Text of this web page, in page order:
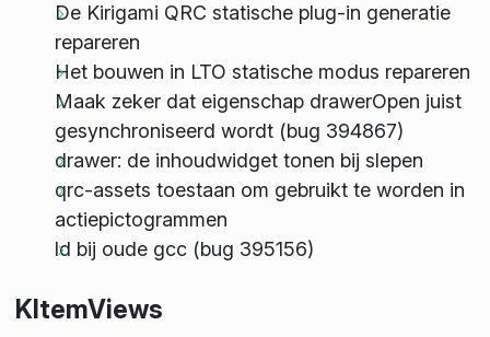
De Kirigami QRC statische plug-in generatie
repareren
Het bouwen in LTO statische modus repareren
Maak zeker dat eigenschap drawerOpen juist
gesynchroniseerd wordt (bug 394867)
drawer: de inhoudwidget tonen bij slepen
qrc-assets toestaan om gebruikt te worden in
actiepictogrammen
ld bij oude gcc (bug 395156)
KItemViews